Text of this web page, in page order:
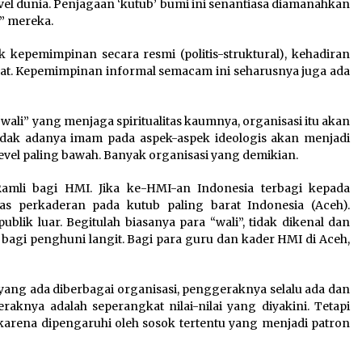
dunia. Penjagaan ‘kutub’ bumi ini senantiasa diamanahkan
mereka.
kepemimpinan secara resmi (politis-struktural), kehadiran
Kepemimpinan informal semacam ini seharusnya juga ada
yang menjaga spiritualitas kaumnya, organisasi itu akan
adanya imam pada aspek-aspek ideologis akan menjadi
paling bawah. Banyak organisasi yang demikian.
bagi HMI. Jika ke-HMI-an Indonesia terbagi kepada
perkaderan pada kutub paling barat Indonesia (Aceh).
luar. Begitulah biasanya para “wali”, tidak dikenal dan
penghuni langit. Bagi para guru dan kader HMI di Aceh,
ada diberbagai organisasi, penggeraknya selalu ada dan
adalah seperangkat nilai-nilai yang diyakini. Tetapi
dipengaruhi oleh sosok tertentu yang menjadi patron